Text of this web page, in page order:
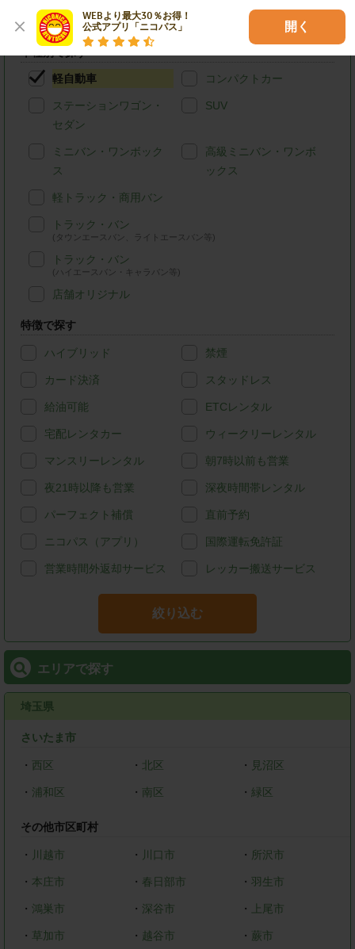
WEBより最大30％お得！
公式アプリ「ニコパス」
開く
入間市のニコニコレンタカーを条件検索
軽自動車 コンパクトカー
ステーションワゴン・
セダン
SUV
ミニバン・ワンボック
ス
高級ミニバン・ワンボ
ックス
軽トラック・商用バン
トラック・バン
(タウンエースバン、ライトエースバン等)
トラック・バン
(ハイエースバン・キャラバン等)
店舗オリジナル
特徴で探す
ハイブリッド 禁煙
カード決済 スタッドレス
給油可能 ETCレンタル
宅配レンタカー ウィークリーレンタル
マンスリーレンタル 朝7時以前も営業
夜21時以降も営業 深夜時間帯レンタル
パーフェクト補償 直前予約
ニコパス（アプリ） 国際運転免許証
営業時間外返却サービス レッカー搬送サービス
絞り込む
エリアで探す
埼玉県
さいたま市
・ 西区 ・ 北区 ・ 見沼区
・ 浦和区 ・ 南区 ・ 緑区
その他市区町村
・ 川越市 ・ 川口市 ・ 所沢市
・ 本庄市 ・ 春日部市 ・羽生市
・ 鴻巣市 ・ 深谷市 ・ 上尾市
・ 草加市 ・ 越谷市 ・ 蕨市